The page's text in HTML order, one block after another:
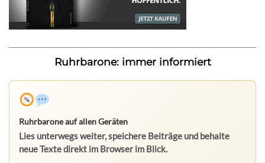
Ruhrbarone: immer informiert
Ruhrbarone auf allen Geräten
Lies unterwegs weiter, speichere Beiträge und behalte
neue Texte direkt im Browser im Blick.